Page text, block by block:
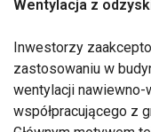
Wentylacja z
Inwestorzy
zastosowaniu w
wentylacji nawiewno-
współpracującego z